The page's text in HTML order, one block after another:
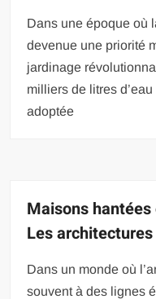
Dans une époque où
devenue une priorité
jardinage
milliers de litres
adoptée
Maisons
Les
Dans un monde où
souvent à des lignes